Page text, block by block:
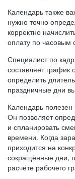
Календарь также
нужно точно
корректно
оплату по часовым
Специалист по
составляет график
определить
праздничные дни
Календарь
Он позволяет
и спланировать
времени. Когда
приходится на
сокращённые дни,
расчёте рабочего